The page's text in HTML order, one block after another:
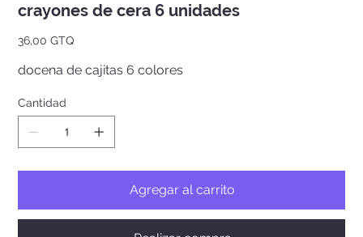
crayones de cera 6 unidades
Precio
36,00 GTQ
docena de cajitas 6 colores
Cantidad
Agregar al carrito